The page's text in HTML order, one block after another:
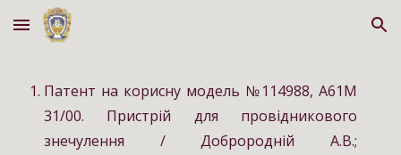
Skip to main content Skip to navigation
Патент на корисну модель №114988, A61M
31/00. Пристрій для провідникового
знечулення / Доброродній А.В.;